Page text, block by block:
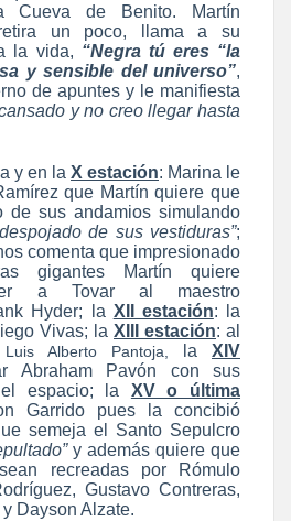
Cueva de Benito. Martín
un poco, llama a su
la vida, “Negra tú eres “la
y sensible del universo”,
de apuntes y le manifiesta
y no creo llegar hasta
y en la X estación: Marina le
que Martín quiere que
de sus andamios simulando
de sus vestiduras”;
comenta que impresionado
gigantes Martín quiere
a Tovar al maestro
Hyder; la XII estación: la
Vivas; la XIII estación: al
Luis Alberto Pantoja, la XIV
Abraham Pavón con sus
el espacio; la XV o última
Garrido pues la concibió
semeja el Santo Sepulcro
y además quiere que
recreadas por Rómulo
Gustavo Contreras,
Dayson Alzate.